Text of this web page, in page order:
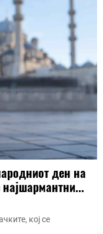
ден на
најшармантни...
кој се